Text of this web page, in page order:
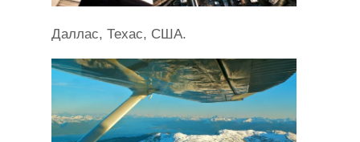
Даллас, Техас, США.